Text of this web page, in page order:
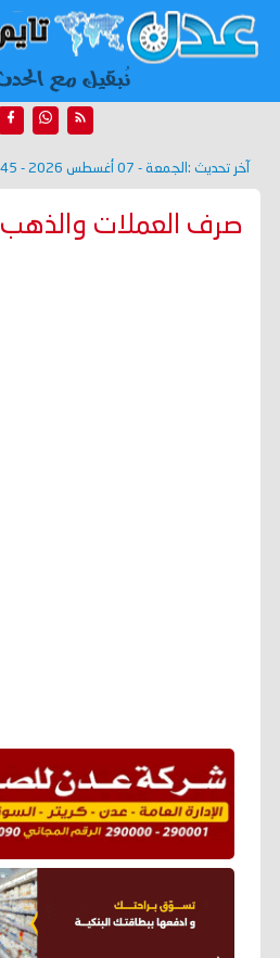
آخر تحديث : الجمعة - 07 أغسطس 2026 - 02:45 م
صرف العملات والذهب